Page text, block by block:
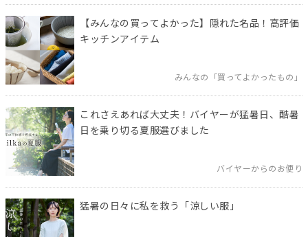
【みんなの買ってよかった】隠れた名品！高評価
キッチンアイテム
みんなの「買ってよかったもの」
これさえあれば大丈夫！バイヤーが猛暑日、酷暑
日を乗り切る夏服選びました
バイヤーからのお便り
猛暑の日々に私を救う「涼しい服」